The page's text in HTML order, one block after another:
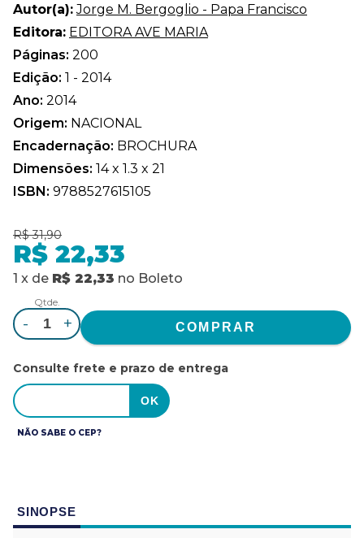
Autor(a): Jorge M. Bergoglio - Papa Francisco
Editora: EDITORA AVE MARIA
Páginas: 200
Edição: 1 - 2014
Ano: 2014
Origem: NACIONAL
Encadernação: BROCHURA
Dimensões: 14 x 1.3 x 21
ISBN: 9788527615105
R$ 31,90
R$ 22,33
1 x de R$ 22,33 no Boleto
Qtde.
- +
Consulte frete e prazo de entrega
NÃO SABE O CEP?
SINOPSE